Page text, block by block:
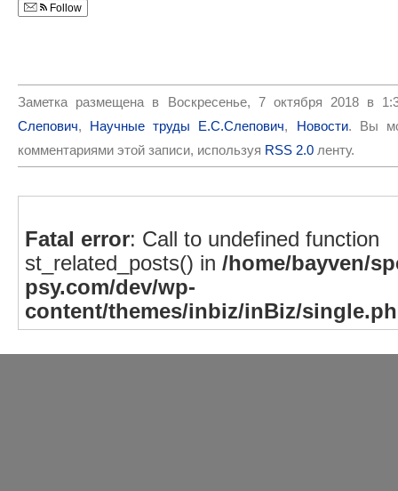
Follow
Заметка размещена в Воскресенье, 7 октября 2018 в
Слепович, Научные труды Е.С.Слепович, Новости. Вы
комментариями этой записи, используя RSS 2.0 ленту.
Fatal error: Call to undefined function
st_related_posts() in /home/bayven/
psy.com/dev/wp-
content/themes/inbiz/inBiz/